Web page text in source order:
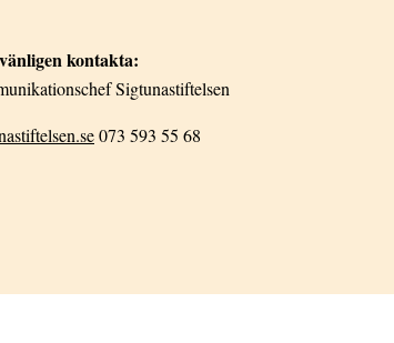
kontakta:
Sigtunastiftelsen
073 593 55 68